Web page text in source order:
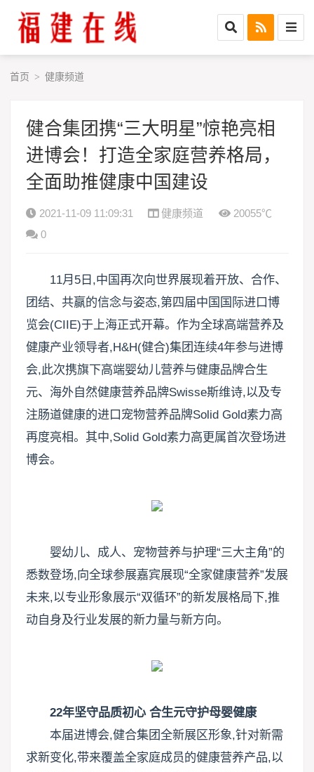
首页 > 健康频道
健合集团携“三大明星”惊艳亮相
进博会！打造全家庭营养格局，
全面助推健康中国建设
2021-11-09 11:09:31 健康频道
20055℃
0
11月5日,中国再次向世界展现着开放、合作、
团结、共赢的信念与姿态,第四届中国国际进口博
览会(CIIE)于上海正式开幕。作为全球高端营养及
健康产业领导者,H&H(健合)集团连续4年参与进博
会,此次携旗下高端婴幼儿营养与健康品牌合生
元、海外自然健康营养品牌Swisse斯维诗,以及专
注肠道健康的进口宠物营养品牌Solid Gold素力高
再度亮相。其中,Solid Gold素力高更属首次登场进
博会。
婴幼儿、成人、宠物营养与护理“三大主角”的
悉数登场,向全球参展嘉宾展现“全家健康营养”发展
未来,以专业形象展示“双循环”的新发展格局下,推
动自身及行业发展的新力量与新方向。
22年坚守品质初心 合生元守护母婴健康
本届进博会,健合集团全新展区形象,针对新需
求新变化,带来覆盖全家庭成员的健康营养产品,以